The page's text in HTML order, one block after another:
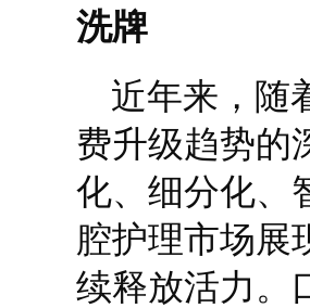
洗牌
近年来，随
费升级趋势的
化、细分化、
腔护理市场展
续释放活力。